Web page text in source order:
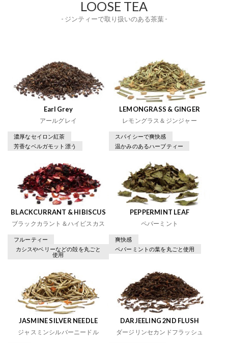
LOOSE TEA
- ジンティーで取り扱いのある茶葉 -
Earl Grey
アールグレイ
濃厚なセイロン紅茶
芳香なベルガモット漂う
LEMONGRASS & GINGER
レモングラス＆ジンジャー
スパイシーで爽快感
温かみのあるハーブティー
BLACKCURRANT & HIBISCUS
ブラックカラント＆ハイビスカス
フルーティー
カシスやベリーなどの殻を丸ごと
使用
PEPPERMINT LEAF
ペパーミント
爽快感
ペパーミントの葉を丸ごと使用
JASMINE SILVER NEEDLE
ジャスミンシルバーニードル
DARJEELING 2ND FLUSH
ダージリンセカンドフラッシュ